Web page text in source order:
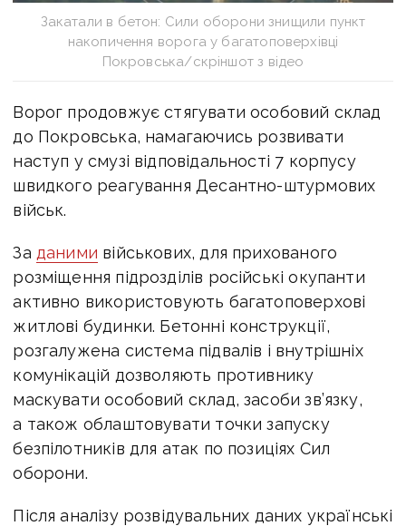
Закатали в бетон: Сили оборони знищили пункт
накопичення ворога у багатоповерхівці
Покровська/скріншот з відео
Ворог продовжує стягувати особовий склад
до Покровська, намагаючись розвивати
наступ у смузі відповідальності 7 корпусу
швидкого реагування Десантно-штурмових
військ.
За даними військових, для прихованого
розміщення підрозділів російські окупанти
активно використовують багатоповерхові
житлові будинки. Бетонні конструкції,
розгалужена система підвалів і внутрішніх
комунікацій дозволяють противнику
маскувати особовий склад, засоби зв’язку,
а також облаштовувати точки запуску
безпілотників для атак по позиціях Сил
оборони.
Після аналізу розвідувальних даних українські